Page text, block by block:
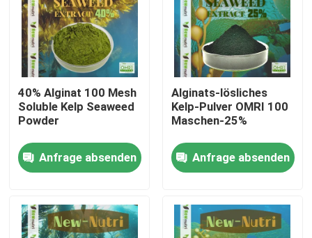
Über uns
40% Alginat 100 Mesh
Soluble Kelp Seaweed
Powder
Anfrage absenden
Alginats-lösliches
Kelp-Pulver OMRI 100
Maschen-25%
Anfrage absenden